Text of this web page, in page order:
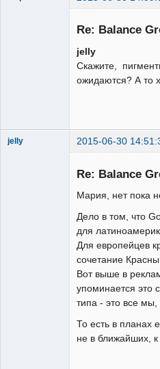
Re: Balance
jelly
Скажите,
ожидаются? А то
jelly 2015-06-30
Re: Balance
Мария, нет пока
Дело в том, что
для
Для европейцев
сочетание
Вот выше в
упоминается это
типа - это все мы,
То есть в планах
не в ближайших,